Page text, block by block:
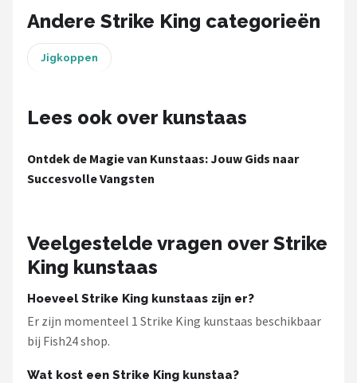
Spro
Korda
Rapala
PB Products
Rozemeijer
Mikado
Andere Strike King categorieën
Jigkoppen
Lees ook over kunstaas
Ontdek de Magie van Kunstaas: Jouw Gids naar
Succesvolle Vangsten
Veelgestelde vragen over Strike
King kunstaas
Hoeveel Strike King kunstaas zijn er?
Er zijn momenteel 1 Strike King kunstaas beschikbaar
bij Fish24 shop.
Wat kost een Strike King kunstaa?